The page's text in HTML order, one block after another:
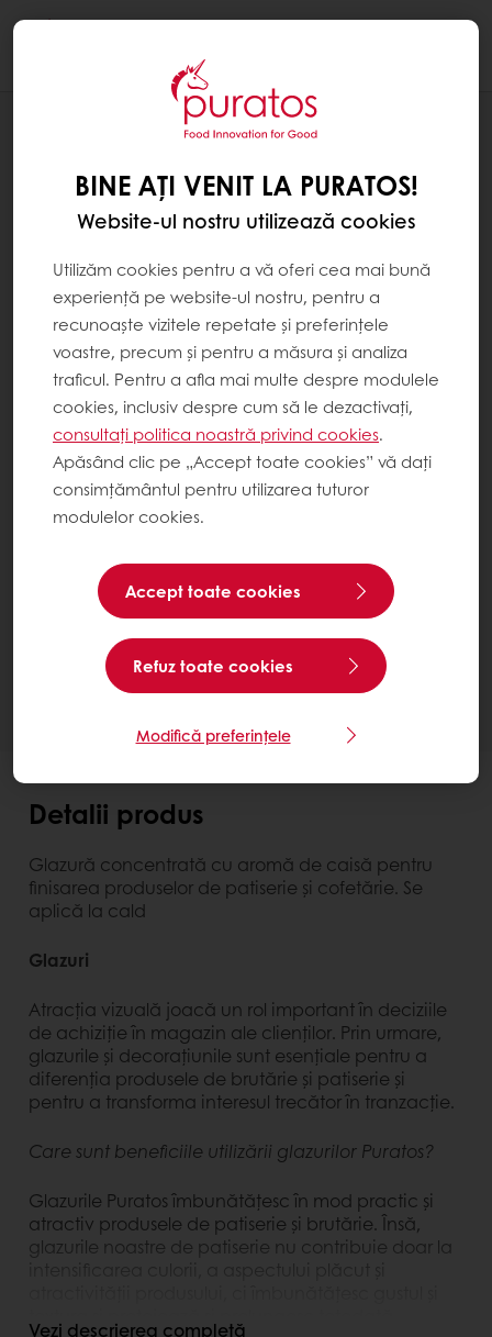
Harmony Classic Briant
Bucket 12 kg
Contactează-ne
Ai nevoie de mai multe informații? Suntem bucuroși
să te ajutăm.
Detalii produs
Glazură concentrată cu aromă de caisă pentru
finisarea produselor de patiserie şi cofetărie. Se
aplică la cald
Glazuri
Atracția vizuală joacă un rol important în deciziile
de achiziție în magazin ale clienților. Prin urmare,
glazurile și decorațiunile sunt esențiale pentru a
diferenția produsele de brutărie și patiserie și
pentru a transforma interesul trecător în tranzacție.
Care sunt beneficiile utilizării glazurilor Puratos?
Glazurile Puratos îmbunătățesc în mod practic și
atractiv produsele de patiserie și brutărie. Însă,
glazurile noastre de patiserie nu contribuie doar la
Vezi descrierea completă
BINE AȚI VENIT LA PURATOS!
Website-ul nostru utilizează cookies
Utilizăm cookies pentru a vă oferi cea mai bună
experiență pe website-ul nostru, pentru a
recunoaște vizitele repetate și preferințele
voastre, precum și pentru a măsura și analiza
traficul. Pentru a afla mai multe despre modulele
cookies, inclusiv despre cum să le dezactivați,
consultați politica noastră privind cookies.
Apăsând clic pe „Accept toate cookies” vă dați
consimțământul pentru utilizarea tuturor
modulelor cookies.
Accept toate cookies
Refuz toate cookies
Modifică preferințele